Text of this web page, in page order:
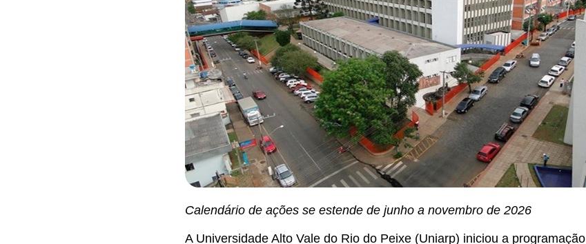
Calendário de ações se estende de junho a novembro de 2026
A Universidade Alto Vale do Rio do Peixe (Uniarp) iniciou a programação